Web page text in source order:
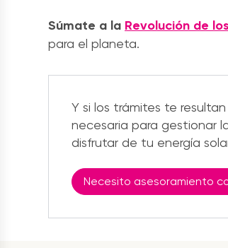
Súmate a la Revolución de
para el planeta.
Y si los trámites te
necesaria para gestionar
disfrutar de tu energía
Necesito asesoramiento